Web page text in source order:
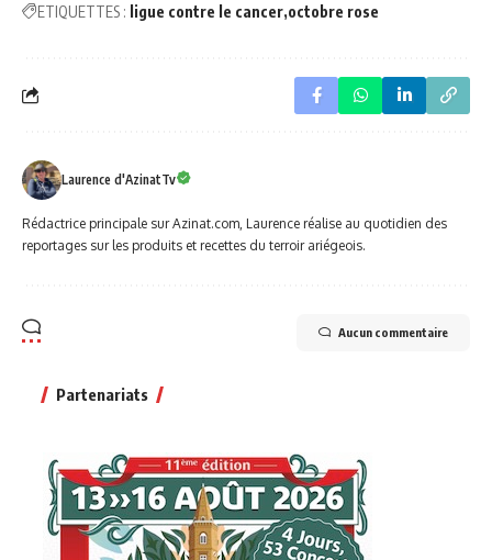
ETIQUETTES : ligue contre le cancer octobre rose
Laurence d'AzinatTv
Rédactrice principale sur Azinat.com, Laurence réalise au quotidien des
reportages sur les produits et recettes du terroir ariégeois.
Aucun commentaire
Partenariats